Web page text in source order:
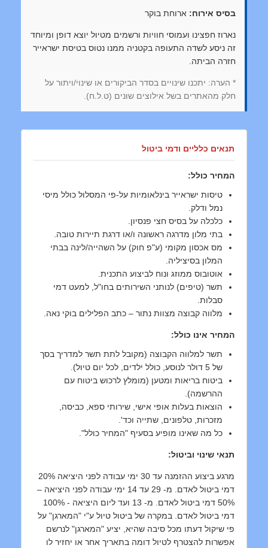
בסיס אירוח: ארוחת בוקר
נארוז חפצינו ועמוסי חוויות ורשמים מטיול יוצא דופן ומיוחד
זה ניסע לשדה התעופה בקטניה ממנו נטוס בטיסת ישראייר
חזרה הביתה.
* הערה: יתכנו שינויים בסדר הביקורים או שינוי/ויתור על
חלק מהאתרים בשל אילוצים שונים (ט.ל.ח).
תנאים כלליים ודמי ביטול
המחיר כולל:
טיסות ישראייר בינלאומיות על-פי המסלול כולל מיסי
נמל ודלק.
כלכלה על בסיס חצי פנסיון.
בתי מלון מדרגה ראשונה ו/או דרגת תיירות טובה.
מס אכסון מקומי (ע"פ חוק) על השהייה/לינה בבתי
המלון בסיציליה.
אוטובוס ממוזג ונוח לביצוע התכנית.
תשר (טיפים) לנותני השירותים בחו"ל, למעט דמי
סבלות.
מלווה קבוצה מצוות נתור – כתב הפלילים בוקי נאה.
המחיר אינו כולל:
תשר למלווה הקבוצה (מקובל לתת תשר למדריך בסך
של 5 דולר לנוסע, כולל ילדים, לכל יום טיול).
ביטוח בריאות ומטען (מומלץ לרכוש ביטוח עם
ההרשמה).
הוצאות בעלות אופי אישי, שירותי ספא, כביסה,
מזכרות, טלפונים, שתייה וכד'.
כל מה שאינו מופיע בסעיף "המחיר כולל".
תנאי שינוי וביטול:
מרגע ביצוע ההזמנה עד 30 ימי עבודה לפני היציאה 20%
דמי ביטול לאדם. מ- 29 עד 14 ימי עבודה לפני היציאה –
50% דמי ביטול לאדם. מ- 13 ועד ליום היציאה - 100%
דמי ביטול לאדם. במקרה של ביטול טיול ע"י "המארגן" על
פי שיקול דעתו מכל סיבה שהיא, יציע "המארגן" לנרשם
אפשרות להצטרף לטיול דומה בתאריך אחר או יחזיר לו